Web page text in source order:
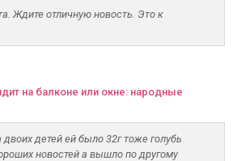
Ждите отличную новость. Это к
на балконе или окне: народные
детей ей было 32г тоже голубь
новостей а вышло по другому